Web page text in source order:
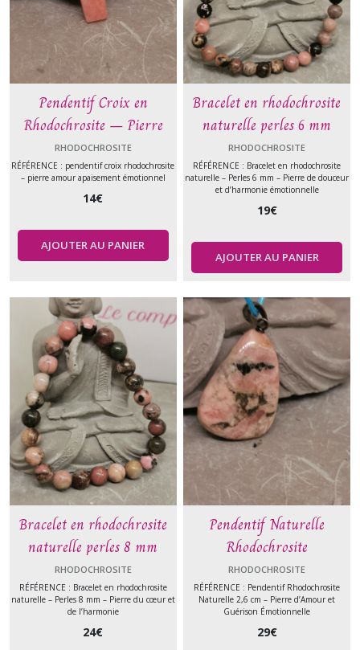
Pendentif Croix en
Rhodochrosite – Pierre
d’Amour et de Guérison
Émotionnelle
RHODOCHROSITE
RÉFÉRENCE : pendentif croix rhodochrosite
– pierre amour apaisement émotionnel
14€
AJOUTER AU PANIER
Bracelet en rhodochrosite
naturelle perles 6 mm
RHODOCHROSITE
RÉFÉRENCE : Bracelet en rhodochrosite
naturelle – Perles 6 mm – Pierre de douceur
et d’harmonie émotionnelle
19€
AJOUTER AU PANIER
Bracelet en rhodochrosite
naturelle perles 8 mm
RHODOCHROSITE
RÉFÉRENCE : Bracelet en rhodochrosite
naturelle – Perles 8 mm – Pierre du cœur et
de l’harmonie
24€
Pendentif Naturelle
Rhodochrosite
RHODOCHROSITE
RÉFÉRENCE : Pendentif Rhodochrosite
Naturelle 2,6 cm – Pierre d’Amour et
Guérison Émotionnelle
29€
agate
arbre
(3)
Aventurine
(11)
agate
Ambre
agate
(9)
apatite
(1)
amethyste
(15)
botswana
(3)
Bois
Fossilisé
(1)